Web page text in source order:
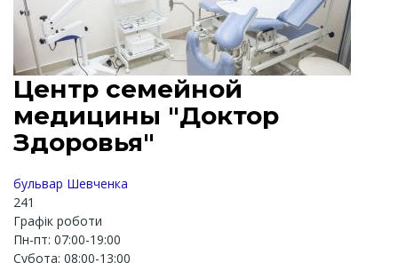
Центр семейной
медицины "Доктор
Здоровья"
бульвар Шевченка
241
Графік роботи
Пн-пт: 07:00-19:00
Субота: 08:00-13:00